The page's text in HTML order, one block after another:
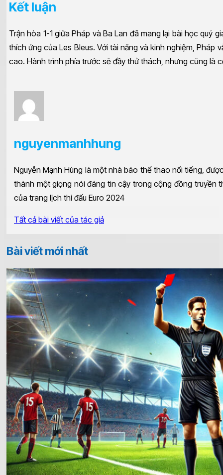
Kết luận
Trận hòa 1-1 giữa Pháp và Ba Lan đã mang lại bài học quý
thích ứng của Les Bleus. Với tài năng và kinh nghiệm, Pháp
cao. Hành trình phía trước sẽ đầy thử thách, nhưng cũng là
nguyenmanhhung
Nguyễn Mạnh Hùng là một nhà báo thể thao nổi tiếng,
thành một giọng nói đáng tin cậy trong cộng đồng truyền
của trang lịch thi đấu Euro 2024
Tất cả bài viết của tác giả
Bài viết mới nhất